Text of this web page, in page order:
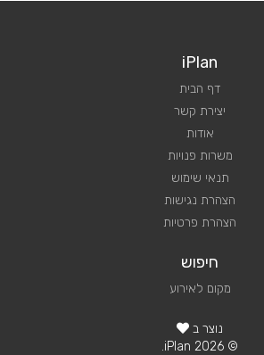
iPlan
דף הבית
יצירת קשר
אודות
משרות פנויות
תנאי שימוש
הצהרת נגישות
הצהרת פרטיות
חיפוש
מקום לאירוע
נוצר ב
© 2026 iPlan.